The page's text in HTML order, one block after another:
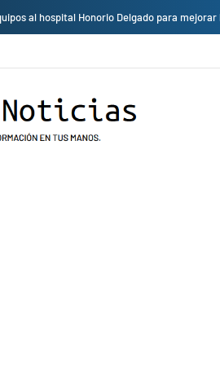
Fabulosos Cadillacs se presentarán en el